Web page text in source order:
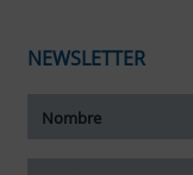
NEWSLETTER
tamaño del texto